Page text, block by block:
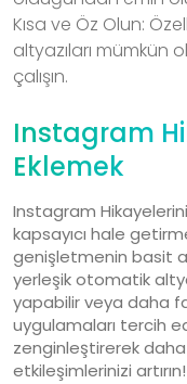
Kısa ve Öz Olun:
altyazıları mümkün
çalışın.
Instagram
Eklemek
Instagram
kapsayıcı hale
genişletmenin basit
yerleşik otomatik
yapabilir veya daha
uygulamaları tercih
zenginleştirerek
etkileşimlerinizi artırın!